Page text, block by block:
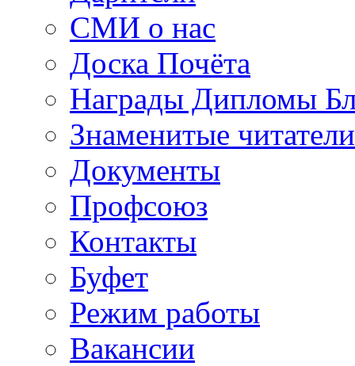
СМИ о нас
Доска Почёта
Награды Дипломы
Знаменитые
Документы
Профсоюз
Контакты
Буфет
Режим работы
Вакансии